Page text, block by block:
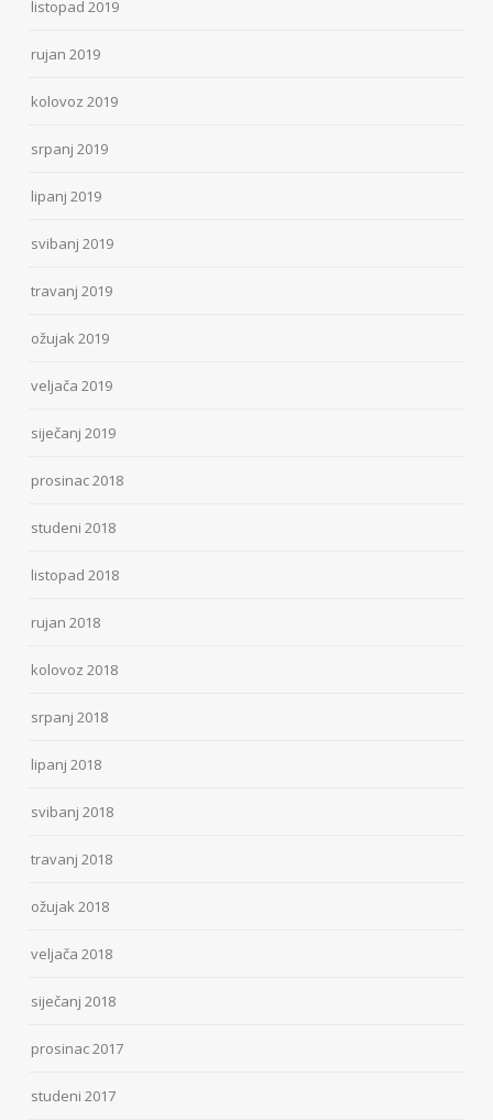
listopad 2019
rujan 2019
kolovoz 2019
srpanj 2019
lipanj 2019
svibanj 2019
travanj 2019
ožujak 2019
veljača 2019
siječanj 2019
prosinac 2018
studeni 2018
listopad 2018
rujan 2018
kolovoz 2018
srpanj 2018
lipanj 2018
svibanj 2018
travanj 2018
ožujak 2018
veljača 2018
siječanj 2018
prosinac 2017
studeni 2017